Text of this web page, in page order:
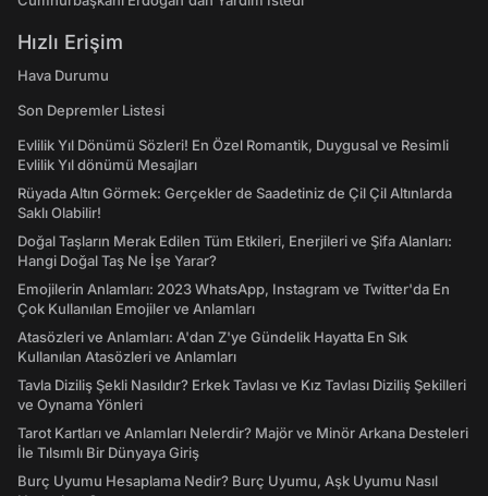
Hızlı Erişim
Hava Durumu
Son Depremler Listesi
Evlilik Yıl Dönümü Sözleri! En Özel Romantik, Duygusal ve Resimli
Evlilik Yıl dönümü Mesajları
Rüyada Altın Görmek: Gerçekler de Saadetiniz de Çil Çil Altınlarda
Saklı Olabilir!
Doğal Taşların Merak Edilen Tüm Etkileri, Enerjileri ve Şifa Alanları:
Hangi Doğal Taş Ne İşe Yarar?
Emojilerin Anlamları: 2023 WhatsApp, Instagram ve Twitter'da En
Çok Kullanılan Emojiler ve Anlamları
Atasözleri ve Anlamları: A'dan Z'ye Gündelik Hayatta En Sık
Kullanılan Atasözleri ve Anlamları
Tavla Diziliş Şekli Nasıldır? Erkek Tavlası ve Kız Tavlası Diziliş Şekilleri
ve Oynama Yönleri
Tarot Kartları ve Anlamları Nelerdir? Majör ve Minör Arkana Desteleri
İle Tılsımlı Bir Dünyaya Giriş
Burç Uyumu Hesaplama Nedir? Burç Uyumu, Aşk Uyumu Nasıl